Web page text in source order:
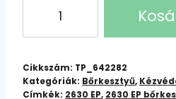
Bőrkesztyű:
Kiváló
Minőségű,
Cikkszám: TP_642282
Kategóriák: Bőrkesztyű,
Címkék: 2630 EP, 2630 EP